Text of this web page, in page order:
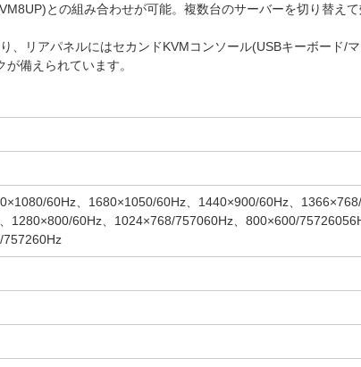
との組み合わせが可能。複数台のサーバーを切り替え
、リアパネルにはセカンドKVMコンソール(USBキーボード/
備えられています。
60Hz、1680×1050/60Hz、1440×900/60Hz、
1280×800/60Hz、1024×768/757060Hz、800×600/
757260Hz